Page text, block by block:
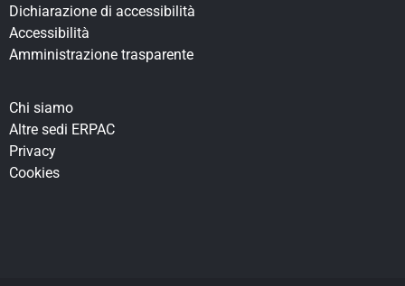
Dichiarazione di accessibilità
Accessibilità
Amministrazione trasparente
Chi siamo
Altre sedi ERPAC
Privacy
Cookies